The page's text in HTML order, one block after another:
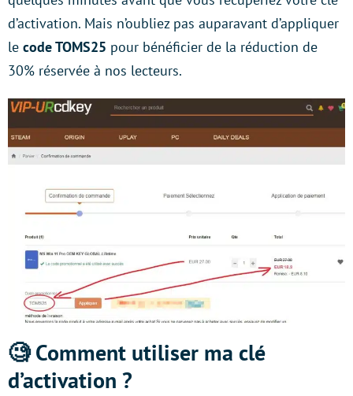
d’activation. Mais n’oubliez pas auparavant d’appliquer
le code TOMS25 pour bénéficier de la réduction de
30% réservée à nos lecteurs.
🧐 Comment utiliser ma clé
d’activation ?